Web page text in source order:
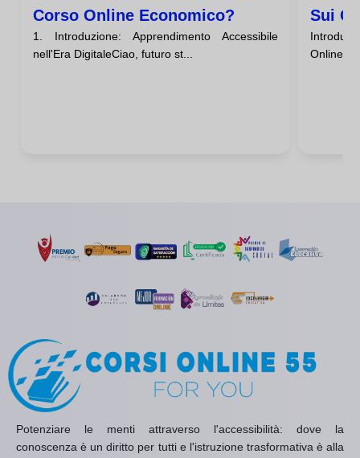
Corso Online Economico?
1. Introduzione: Apprendimento Accessibile
nell'Era DigitaleCiao, futuro st...
Sui
Online
Potenziare le menti attraverso l'accessibilità: dove la
conoscenza è un diritto per tutti e l'istruzione trasformativa è alla